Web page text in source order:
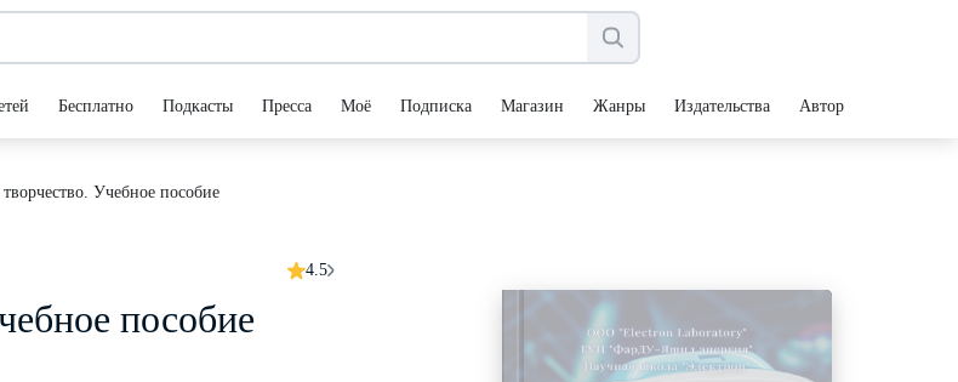
Бесплатно Подкасты Пресса Моё Подписка Магазин Жанры Издательства Авторы
Учебное пособие
4.5
пособие